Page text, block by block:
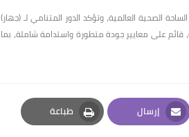
الصحية العالمية، وتؤكد الدور المتنامي لـ (جهار)
قائم على معايير جودة متطورة واستدامة شاملة، بما
إرسال
Email
طباعة
Print